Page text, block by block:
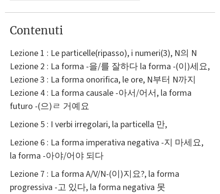
Contenuti
Lezione 1 : Le particelle(ripasso), i numeri(3), N의 N
Lezione 2 : La forma -을/를 잘하다 la forma -(이)세요,
Lezione 3 : La forma onorifica, le ore, N부터 N까지
Lezione 4 : La forma causale -아서/어서, la forma
futuro -(으)ㄹ 거예요
Lezione 5 : I verbi irregolari, la particella 만,
Lezione 6 : La forma imperativa negativa -지 마세요,
la forma -아야/어야 되다
Lezione 7 : La forma A/V/N-(이)지요?, la forma
progressiva -고 있다, la forma negativa 못